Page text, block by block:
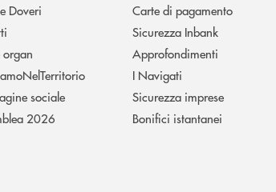
Doveri
organ
sociale
2026
Carte di pagamento
Sicurezza Inbank
Approfondimenti
I Navigati
Sicurezza imprese
Bonifici istantanei